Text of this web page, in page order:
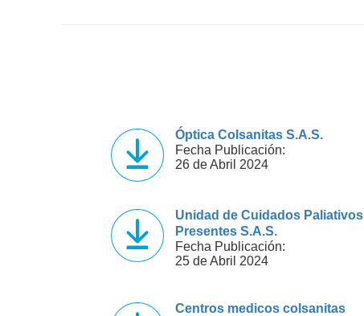
Óptica Colsanitas S.A.S.
Fecha Publicación:
26 de Abril 2024
Unidad de Cuidados Paliativos
Presentes S.A.S.
Fecha Publicación:
25 de Abril 2024
Centros medicos colsanitas